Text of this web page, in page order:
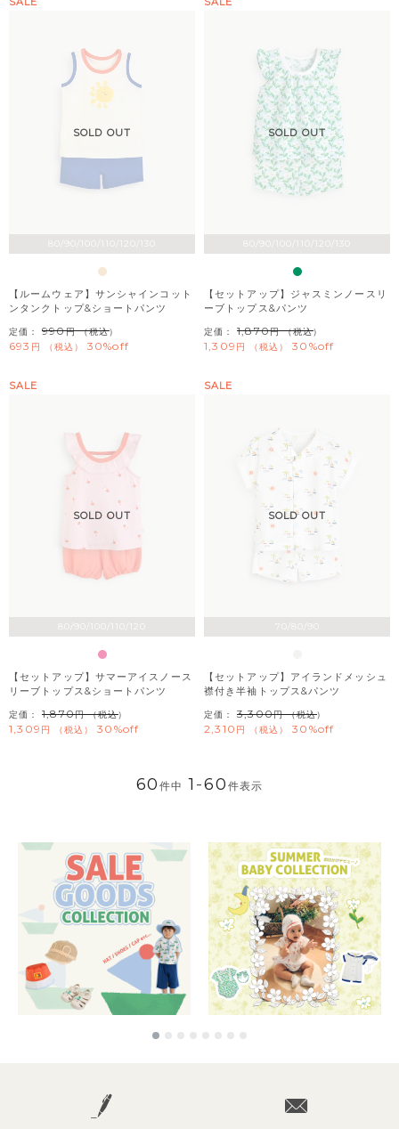
80/90/100/110/120/130
SOLD OUT
【ルームウェア】サンシャインコット
ンタンクトップ&ショートパンツ
定価： 990 （税込）
693 税込 30%off
80/90/100/110/120/130
SOLD OUT
【セットアップ】ジャスミンノースリ
ーブトップス&パンツ
定価： 1,870 （税込）
1,309 税込 30%off
80/90/100/110/120
SOLD OUT
SALE
【セットアップ】サマーアイスノース
リーブトップス&ショートパンツ
定価： 1,870 （税込）
1,309 税込 30%off
70/80/90
SOLD OUT
SALE
【セットアップ】アイランドメッシュ
襟付き半袖トップス&パンツ
定価： 3,300 （税込）
2,310 税込 30%off
60件中 1 -60 件表示